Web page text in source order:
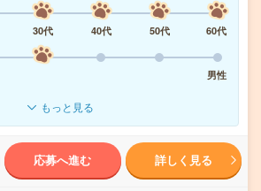
30代 40代 50代
60代
男性
もっと見る
応募へ進む 詳しく見る